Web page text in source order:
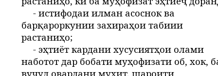
- истифодаи илман асоснок ва
барқароркунии захираҳои табиии
растаниҳо;
- эҳтиёт кардани хусусиятҳои олами
наботот дар бобати муҳофизати об, хок,
вуҷуд овардани муҳит, шароити